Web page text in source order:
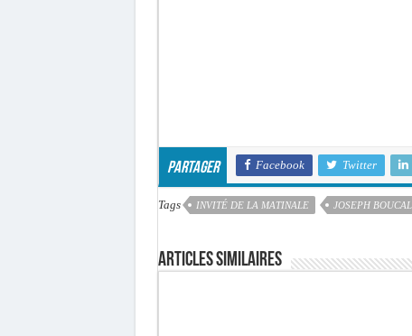
Partager Facebook Twitter
Tags INVITÉ DE LA MATINALE JOSEPH BOUCAL
Articles similaires